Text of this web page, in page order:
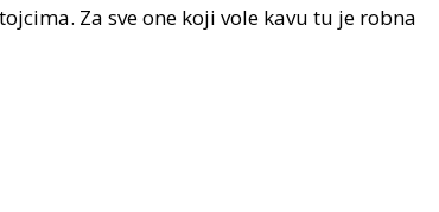
Za sve one koji vole kavu tu je robna